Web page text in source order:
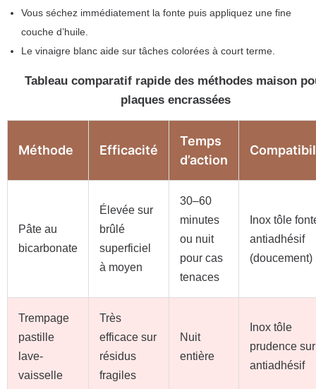
Vous séchez immédiatement la fonte puis appliquez une fine
couche d’huile.
Le vinaigre blanc aide sur tâches colorées à court terme.
Tableau comparatif rapide des méthodes maison
plaques encrassées
Méthode Efficacité
Temps
d’action
Pâte au
bicarbonate
Élevée sur
brûlé
superficiel
à moyen
30–60
minutes
ou nuit
pour cas
tenaces
Inox tôle
antiadhésif
(doucement)
Trempage
pastille
lave-
vaisselle
Très
efficace sur
résidus
fragiles
Nuit
entière
Inox tôle
prudence sur
antiadhésif